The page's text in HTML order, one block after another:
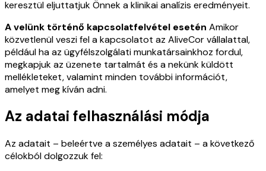
keresztül eljuttatjuk Önnek a klinikai analízis eredményeit.
A velünk történő kapcsolatfelvétel esetén Amikor
közvetlenül veszi fel a kapcsolatot az AliveCor vállalattal,
például ha az ügyfélszolgálati munkatársainkhoz fordul,
megkapjuk az üzenete tartalmát és a nekünk küldött
mellékleteket, valamint minden további információt,
amelyet meg kíván adni.
Az adatai felhasználási módja
Az adatait – beleértve a személyes adatait – a következő
célokból dolgozzuk fel: